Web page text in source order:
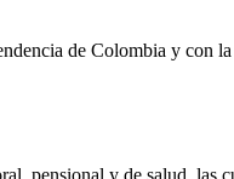
de Colombia y con
pensional y de salud, las